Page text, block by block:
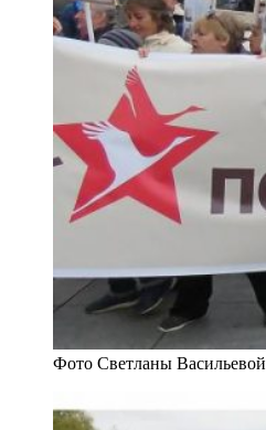
Фото Светланы Васильевой